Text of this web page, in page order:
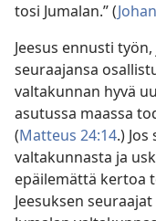
tosi Jumalan.” (
Jeesus ennusti
seuraajansa
valtakunnan hyvä
asutussa maassa
(Matteus 24:14.)
valtakunnasta ja
epäilemättä kertoa
Jeesuksen